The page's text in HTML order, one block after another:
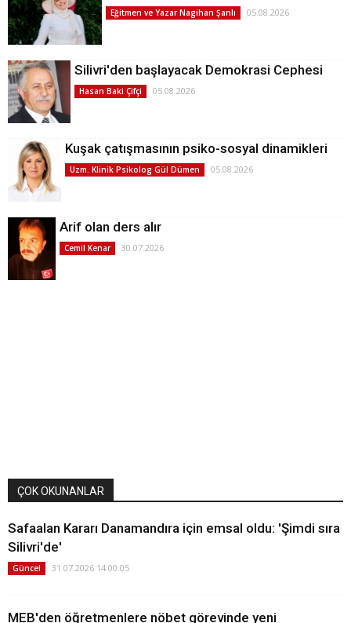
Eğitmen ve Yazar Nagihan Şanlı 05.08.2026
Silivri'den başlayacak Demokrasi Cephesi
Hasan Baki Çifçi 05.08.2026
Kuşak çatışmasının psiko-sosyal dinamikleri
Uzm. Klinik Psikolog Gül Dümen 05.08.2026
Arif olan ders alır
Cemil Kenar 30.07.2026
ÇOK OKUNANLAR
Safaalan Kararı Danamandıra için emsal oldu: 'Şimdi sıra
Silivri'de'
Güncel 31.07.2026 14:00:05
MEB'den öğretmenlere nöbet görevinde yeni